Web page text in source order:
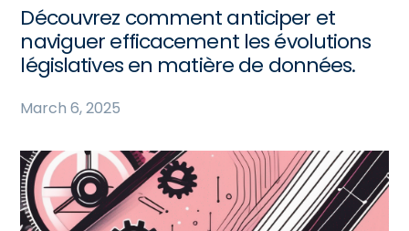
Découvrez comment anticiper et
naviguer efficacement les évolutions
législatives en matière de données.
March 6, 2025